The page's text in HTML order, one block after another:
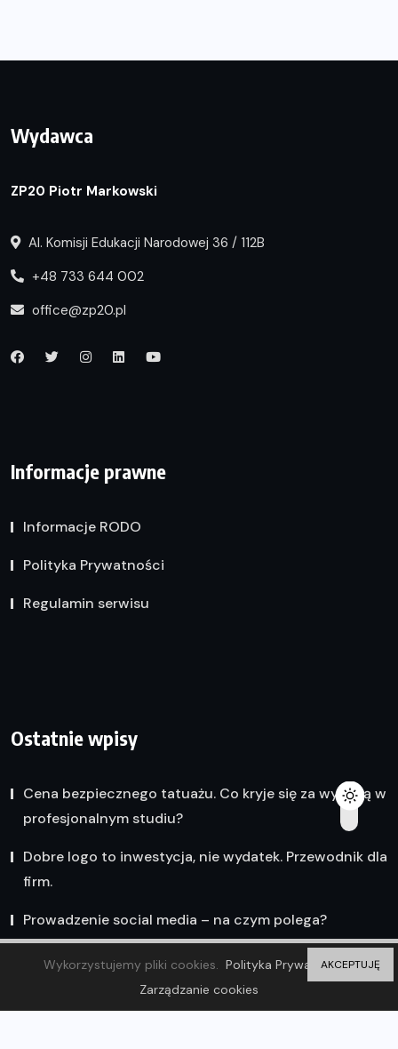
Wydawca
ZP20 Piotr Markowski
Al. Komisji Edukacji Narodowej 36 / 112B
+48 733 644 002
office@zp20.pl
Informacje prawne
Informacje RODO
Polityka Prywatności
Regulamin serwisu
Ostatnie wpisy
Cena bezpiecznego tatuażu. Co kryje się za wyceną w
profesjonalnym studiu?
Dobre logo to inwestycja, nie wydatek. Przewodnik dla
firm.
Prowadzenie social media – na czym polega?
Wykorzystujemy pliki cookies. Polityka Prywatności
Zarządzanie cookies
AKCEPTUJĘ